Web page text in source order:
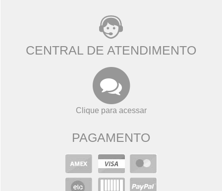
CENTRAL DE ATENDIMENTO
Clique para acessar
PAGAMENTO